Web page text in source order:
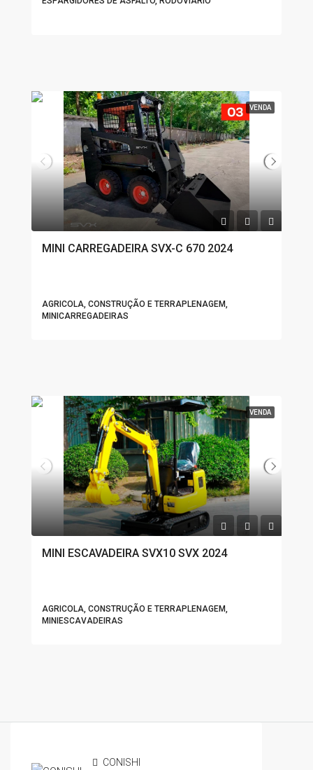
VENDA
MINI CARREGADEIRA SVX-C 670 2024
AGRICOLA, CONSTRUÇÃO E TERRAPLENAGEM,
MINICARREGADEIRAS
VENDA
MINI ESCAVADEIRA SVX10 SVX 2024
AGRICOLA, CONSTRUÇÃO E TERRAPLENAGEM,
MINIESCAVADEIRAS
CONISHI